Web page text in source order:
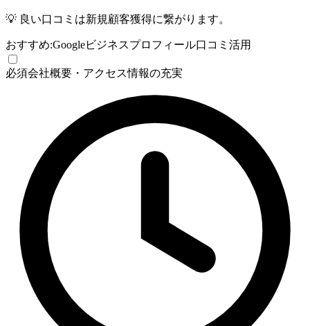
💡 良い口コミは新規顧客獲得に繋がります。
おすすめ:Googleビジネスプロフィール口コミ活用
必須会社概要・アクセス情報の充実